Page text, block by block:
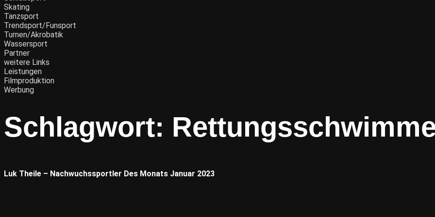
Skating
Tanzsport
Trendsport/Funsport
Turnen/Akrobatik
Wassersport
Partner
weitere Links
Leistungen
Filmproduktion
Werbung
Schlagwort:
Luk Theile – Nachwuchssportler Des Monats Januar 2023